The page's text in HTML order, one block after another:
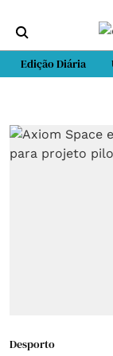
Edição Diária
Desporto